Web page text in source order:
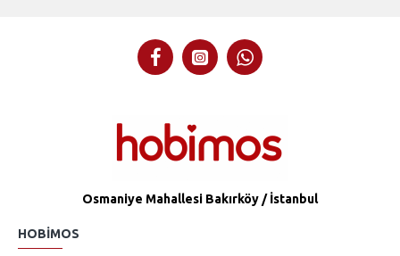
Osmaniye Mahallesi Bakırköy / İstanbul
HOBIMOS